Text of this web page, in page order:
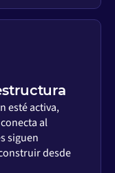
esté activa,
conecta al
siguen
desde